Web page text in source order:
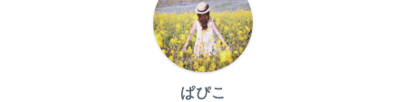
ぱぴこ